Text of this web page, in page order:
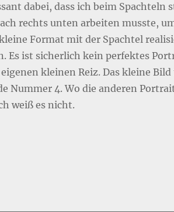
dabei, dass ich beim Spachteln
rechts unten arbeiten musste,
Format mit der Spachtel
Es ist sicherlich kein perfektes
kleinen Reiz. Das kleine
Nummer 4. Wo die anderen
weiß es nicht.